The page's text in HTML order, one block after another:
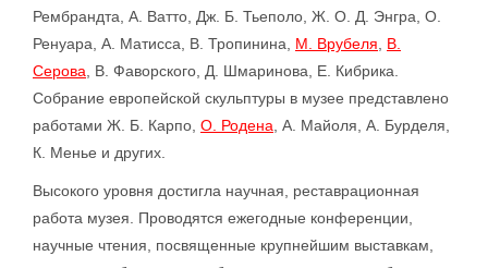
Рембрандта, А. Ватто, Дж. Б. Тьеполо, Ж. О. Д. Энгра, О.
Ренуара, А. Матисса, В. Тропинина, М. Врубеля, В.
Серова, В. Фаворского, Д. Шмаринова, Е. Кибрика.
Собрание европейской скульптуры в музее представлено
работами Ж. Б. Карпо, О. Родена, А. Майоля, А. Бурделя,
К. Менье и других.
Высокого уровня достигла научная, реставрационная
работа музея. Проводятся ежегодные конференции,
научные чтения, посвященные крупнейшим выставкам,